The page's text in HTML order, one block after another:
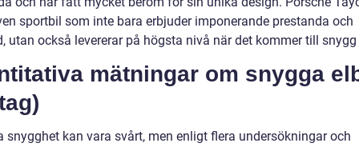
sportbil som inte bara erbjuder imponerande prestanda och
utan också levererar på högsta nivå när det kommer till
mätningar om snygga
snygghet kan vara svårt, men enligt flera undersökningar och